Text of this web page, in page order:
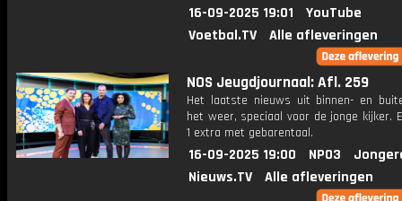
16-09-2025 19:01
YouTube
Voetbal.TV
Alle afleveringen
NOS Jeugdjournaal: Afl. 259
Het laatste nieuws uit binnen- en
het weer, speciaal voor de jonge kijker.
1 extra met gebarentaal.
16-09-2025 19:00 NPO3
Nieuws.TV
Alle afleveringen